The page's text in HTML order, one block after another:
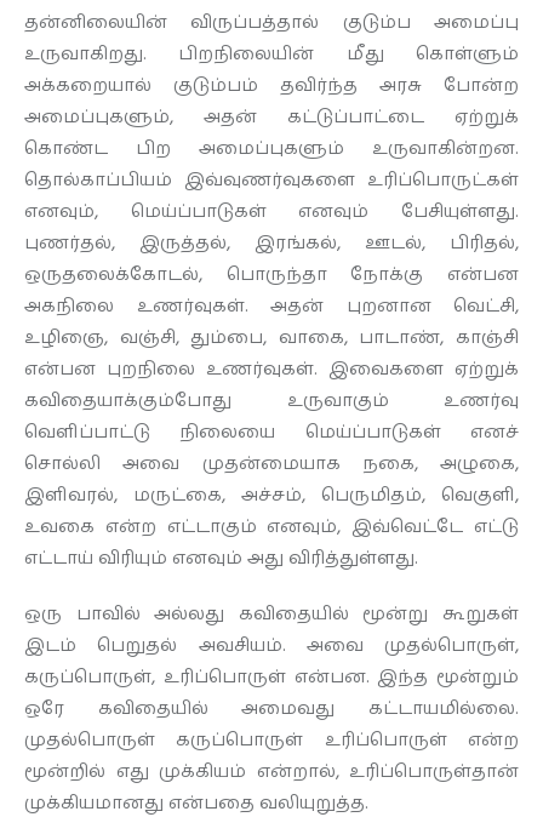
தன்னிலையின் விருப்பத்தால் குடும்ப அமைப்பு
உருவாகிறது. பிறநிலையின் மீது கொள்ளும்
அக்கறையால் குடும்பம் தவிர்ந்த அரசு போன்ற
அமைப்புகளும், அதன் கட்டுப்பாட்டை ஏற்றுக்
கொண்ட பிற அமைப்புகளும் உருவாகின்றன.
தொல்காப்பியம் இவ்வுணர்வுகளை உரிப்பொருட்கள்
எனவும், மெய்ப்பாடுகள் எனவும் பேசியுள்ளது.
புணர்தல், இருத்தல், இரங்கல், ஊடல், பிரிதல்,
ஒருதலைக்கோடல், பொருந்தா நோக்கு என்பன
அகநிலை உணர்வுகள். அதன் புறனான வெட்சி,
உழிஞை, வஞ்சி, தும்பை, வாகை, பாடாண், காஞ்சி
என்பன புறநிலை உணர்வுகள். இவைகளை ஏற்றுக்
கவிதையாக்கும்போது உருவாகும் உணர்வு
வெளிப்பாட்டு நிலையை மெய்ப்பாடுகள் எனச்
சொல்லி அவை முதன்மையாக நகை, அழுகை,
இளிவரல், மருட்கை, அச்சம், பெருமிதம், வெகுளி,
உவகை என்ற எட்டாகும் எனவும், இவ்வெட்டே எட்டு
எட்டாய் விரியும் எனவும் அது விரித்துள்ளது.
ஒரு பாவில் அல்லது கவிதையில் மூன்று கூறுகள்
இடம் பெறுதல் அவசியம். அவை முதல்பொருள்,
கருப்பொருள், உரிப்பொருள் என்பன. இந்த மூன்றும்
ஒரே கவிதையில் அமைவது கட்டாயமில்லை.
முதல்பொருள் கருப்பொருள் உரிப்பொருள் என்ற
மூன்றில் எது முக்கியம் என்றால், உரிப்பொருள்தான்
முக்கியமானது என்பதை வலியுறுத்த.